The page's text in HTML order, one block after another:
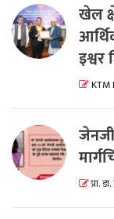
खेल
इश्वर
KTM
प्रा.